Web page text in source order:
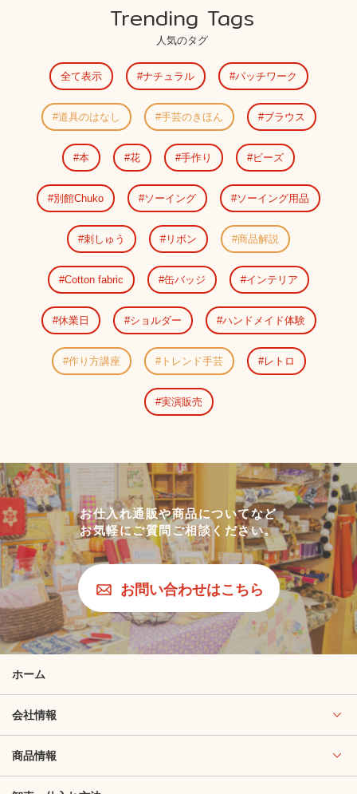
Trending Tags
人気のタグ
全て表示 ナチュラル パッチワーク
道具のはなし 手芸のきほん ブラウス
本 花 手作り ビーズ
別館Chuko ソーイング ソーイング用品
刺しゅう リボン 商品解説
Cotton fabric 缶バッジ インテリア
休業日 ショルダー ハンドメイド体験
作り方講座 トレンド手芸 レトロ
実演販売
お仕入れ通販や商品についてなど
お気軽にご質問ご相談ください。
お問い合わせはこちら
ホーム
会社情報
商品情報